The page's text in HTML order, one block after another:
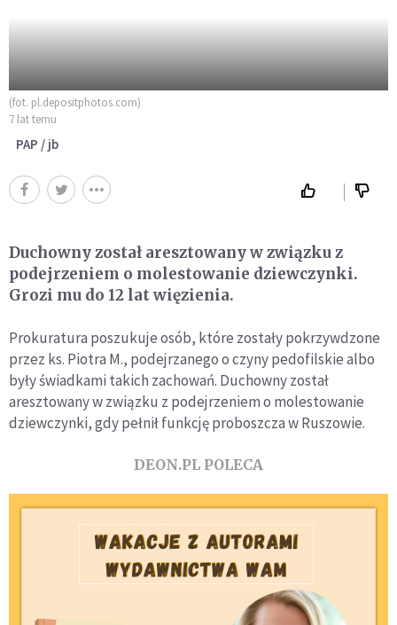
(fot. pl.depositphotos.com)
7 lat temu
PAP / jb
Duchowny został aresztowany w związku z
podejrzeniem o molestowanie dziewczynki.
Grozi mu do 12 lat więzienia.
Prokuratura poszukuje osób, które zostały pokrzywdzone
przez ks. Piotra M., podejrzanego o czyny pedofilskie albo
były świadkami takich zachowań. Duchowny został
aresztowany w związku z podejrzeniem o molestowanie
dziewczynki, gdy pełnił funkcję proboszcza w Ruszowie.
DEON.PL POLECA